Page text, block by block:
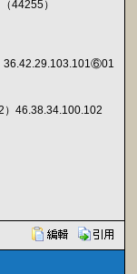
44255）
36.42.29.103.101⑥01
46.38.34.100.102